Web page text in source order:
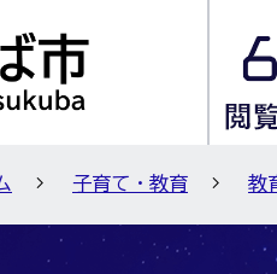
子育て・教育 教